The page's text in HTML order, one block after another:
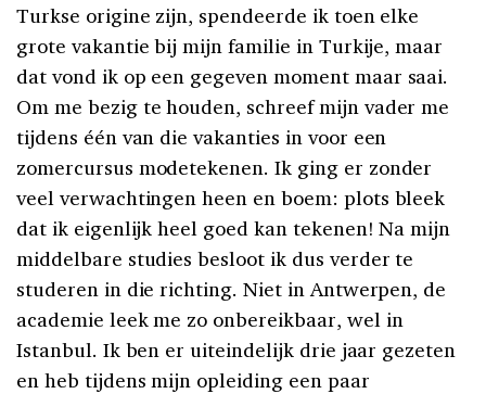
Turkse origine zijn, spendeerde ik toen elke
grote vakantie bij mijn familie in Turkije, maar
dat vond ik op een gegeven moment maar saai.
Om me bezig te houden, schreef mijn vader me
tijdens één van die vakanties in voor een
zomercursus modetekenen. Ik ging er zonder
veel verwachtingen heen en boem: plots bleek
dat ik eigenlijk heel goed kan tekenen! Na mijn
middelbare studies besloot ik dus verder te
studeren in die richting. Niet in Antwerpen, de
academie leek me zo onbereikbaar, wel in
Istanbul. Ik ben er uiteindelijk drie jaar gezeten
en heb tijdens mijn opleiding een paar